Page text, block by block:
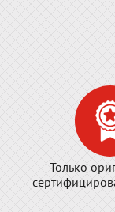
Только